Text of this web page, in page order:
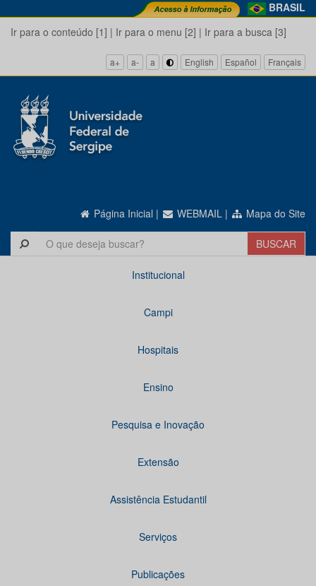
BRASIL
Ir para o conteúdo [1] | Ir para o menu [2] | Ir para a busca [3]
a+ a- a English Español Français
Página Inicial | WEBMAIL | Mapa do Site
Institucional
Campi
Hospitais
Ensino
Pesquisa e Inovação
Extensão
Assistência Estudantil
Serviços
Publicações